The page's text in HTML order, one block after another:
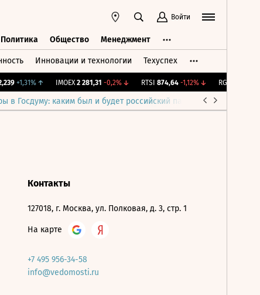
Войти
Политика Общество Менеджмент
Инновации и технологии Техуспех
+1,31%↑ IMOEX 2 281,31 -0,2%↓ RTSI 874,64 -1,12%↓ RGBI
в Госдуму: каким был и будет российский парламент
Контакты
127018, г. Москва, ул. Полковая, д. 3, стр. 1
На карте
+7 495 956-34-58
info@vedomosti.ru